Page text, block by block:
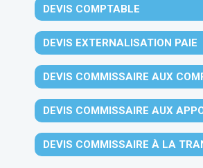
DEVIS COMPTABLE
DEVIS EXTERNALISATION PAIE
DEVIS COMMISSAIRE AUX
DEVIS COMMISSAIRE AUX
DEVIS COMMISSAIRE À LA